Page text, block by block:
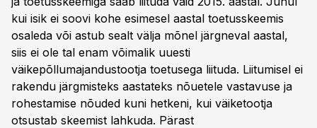
kui isik ei soovi kohe esimesel aastal toetusskeemis
osaleda või astub sealt välja mõnel järgneval aastal,
siis ei ole tal enam võimalik uuesti
väikepõllumajandustootja toetusega liituda. Liitumisel ei
rakendu järgmisteks aastateks nõuetele vastavuse ja
rohestamise nõuded kuni hetkeni, kui väiketootja
otsustab skeemist lahkuda. Pärast